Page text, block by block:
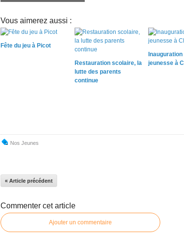
Vous aimerez aussi :
Fête du jeu à Picot
Restauration scolaire, la
lutte des parents
continue
Inauguration
jeunesse à
Nos Jeunes
« Article précédent
Commenter cet article
Ajouter un commentaire